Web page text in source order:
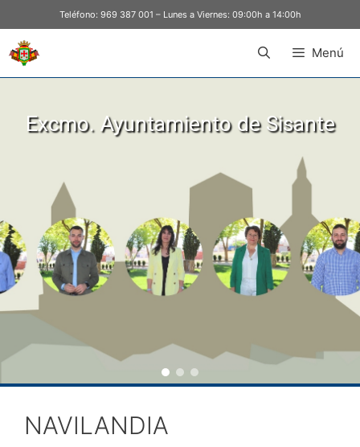
Teléfono: 969 387 001 – Lunes a Viernes: 09:00h a 14:00h
Menú
Excmo. Ayuntamiento de Sisante
NAVILANDIA